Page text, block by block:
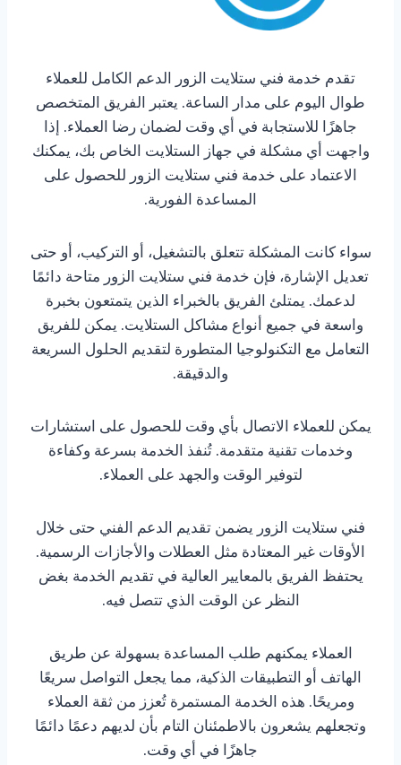
تقدم خدمة فني ستلايت الزور الدعم الكامل للعملاء
طوال اليوم على مدار الساعة. يعتبر الفريق المتخصص
جاهزًا للاستجابة في أي وقت لضمان رضا العملاء. إذا
واجهت أي مشكلة في جهاز الستلايت الخاص بك، يمكنك
الاعتماد على خدمة فني ستلايت الزور للحصول على
المساعدة الفورية.
سواء كانت المشكلة تتعلق بالتشغيل، أو التركيب، أو حتى
تعديل الإشارة، فإن خدمة فني ستلايت الزور متاحة دائمًا
لدعمك. يمتلئ الفريق بالخبراء الذين يتمتعون بخبرة
واسعة في جميع أنواع مشاكل الستلايت. يمكن للفريق
التعامل مع التكنولوجيا المتطورة لتقديم الحلول السريعة
والدقيقة.
يمكن للعملاء الاتصال بأي وقت للحصول على استشارات
وخدمات تقنية متقدمة. تُنفذ الخدمة بسرعة وكفاءة
لتوفير الوقت والجهد على العملاء.
فني ستلايت الزور يضمن تقديم الدعم الفني حتى خلال
الأوقات غير المعتادة مثل العطلات والأجازات الرسمية.
يحتفظ الفريق بالمعايير العالية في تقديم الخدمة بغض
النظر عن الوقت الذي تتصل فيه.
العملاء يمكنهم طلب المساعدة بسهولة عن طريق
الهاتف أو التطبيقات الذكية، مما يجعل التواصل سريعًا
ومريحًا. هذه الخدمة المستمرة تُعزز من ثقة العملاء
وتجعلهم يشعرون بالاطمئنان التام بأن لديهم دعمًا دائمًا
جاهزًا في أي وقت.